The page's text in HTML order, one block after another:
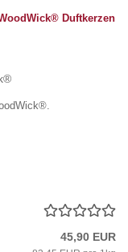
45,90 EUR